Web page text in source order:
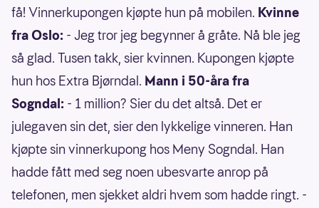
få! Vinnerkupongen kjøpte hun på mobilen. Kvinne
fra Oslo: - Jeg tror jeg begynner å gråte. Nå ble jeg
så glad. Tusen takk, sier kvinnen. Kupongen kjøpte
hun hos Extra Bjørndal. Mann i 50-åra fra
Sogndal: - 1 million? Sier du det altså. Det er
julegaven sin det, sier den lykkelige vinneren. Han
kjøpte sin vinnerkupong hos Meny Sogndal. Han
hadde fått med seg noen ubesvarte anrop på
telefonen, men sjekket aldri hvem som hadde ringt. -